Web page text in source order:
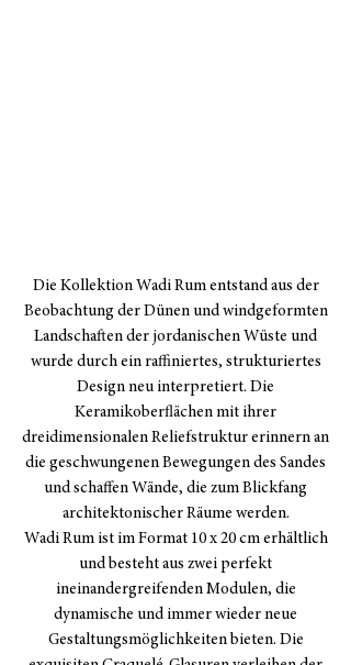
Die Kollektion Wadi Rum entstand aus der
Beobachtung der Dünen und windgeformten
Landschaften der jordanischen Wüste und
wurde durch ein raffiniertes, strukturiertes
Design neu interpretiert. Die
Keramikoberflächen mit ihrer
dreidimensionalen Reliefstruktur erinnern an
die geschwungenen Bewegungen des Sandes
und schaffen Wände, die zum Blickfang
architektonischer Räume werden.
Wadi Rum ist im Format 10 x 20 cm erhältlich
und besteht aus zwei perfekt
ineinandergreifenden Modulen, die
dynamische und immer wieder neue
Gestaltungsmöglichkeiten bieten. Die